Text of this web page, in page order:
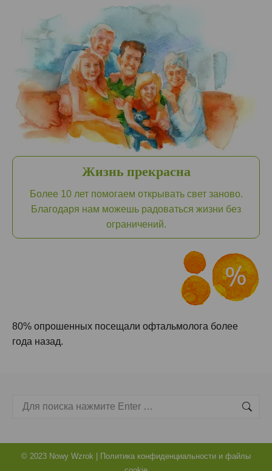
Жизнь прекрасна
Более 10 лет помогаем открывать свет заново.
Благодаря нам можешь радоваться жизни без
ограничений.
80% опрошенных посещали офтальмолога более
года назад.
Поиск
© 2023 Nowy Wzrok |
Политика конфиденциальности и файлы